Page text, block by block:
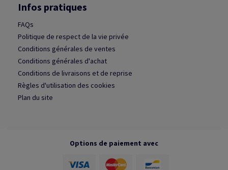
Infos pratiques
FAQs
Politique de respect de la vie privée
Conditions générales de ventes
Conditions générales d'achat
Conditions de livraisons et de reprise
Règles d'utilisation des cookies
Plan du site
Options de paiement avec